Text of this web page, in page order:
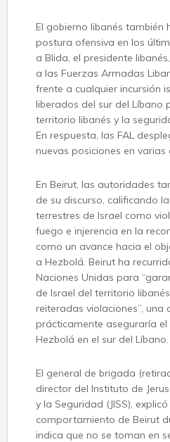
El gobierno libanés también
postura ofensiva en los
a Blida, el presidente
a las Fuerzas Armadas
frente a cualquier incursión
liberados del sur del Líbano
territorio libanés y la
En respuesta, las FAL
nuevas posiciones en varias
En Beirut, las autoridades
de su discurso, calificando
terrestres de Israel como
fuego e injerencia en la
como un avance hacia el
a Hezbolá. Beirut ha
Naciones Unidas para
de Israel del territorio
reiteradas violaciones”, una
prácticamente aseguraría
Hezbolá en el sur del Líbano.
El general de brigada
director del Instituto de
y la Seguridad (JISS),
comportamiento de Beirut
indica que no se toman en